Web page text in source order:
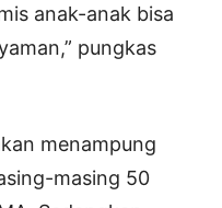
anak-anak bisa
pungkas
menampung
masing 50